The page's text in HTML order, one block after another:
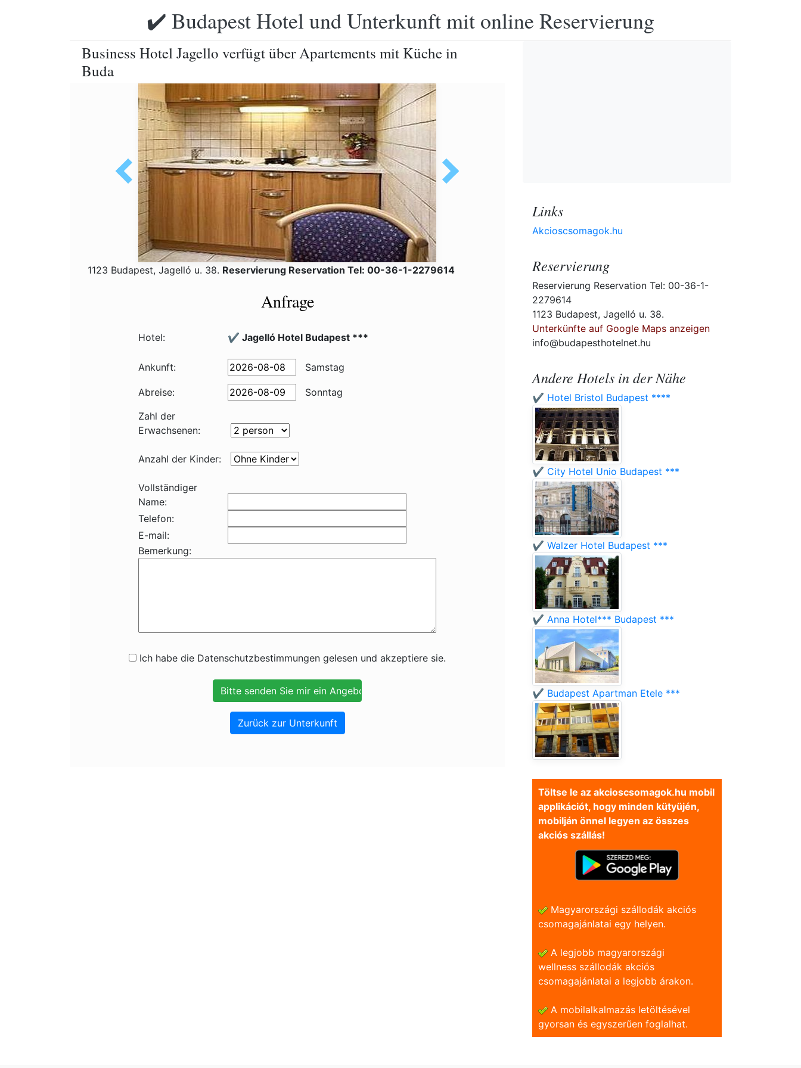
✔️ Budapest Hotel und Unterkunft mit online Reservierung
Business Hotel Jagello verfügt über Apartements mit Küche in
Buda
1123 Budapest, Jagelló u. 38. Reservierung Reservation Tel: 00-36-1-2279614
Anfrage
Hotel: ✔️ Jagelló Hotel Budapest ***
Ankunft: Samstag
Abreise:
Sonntag
Zahl der
Erwachsenen:
Anzahl der Kinder:
Vollständiger
Name:
Telefon:
E-mail:
Bemerkung:
Ich habe die Datenschutzbestimmungen gelesen und akzeptiere sie.
Zurück zur Unterkunft
Links
Akcioscsomagok.hu
Reservierung
Reservierung Reservation Tel: 00-36-1-
2279614
1123 Budapest, Jagelló u. 38.
Unterkünfte auf Google Maps anzeigen
info@budapesthotelnet.hu
Andere Hotels in der Nähe
✔️ Hotel Bristol Budapest ****
✔️ City Hotel Unio Budapest ***
✔️ Walzer Hotel Budapest ***
✔️ Anna Hotel*** Budapest ***
✔️ Budapest Apartman Etele ***
Töltse le az akcioscsomagok.hu mobil
applikációt, hogy minden kütyüjén,
mobilján önnel legyen az összes
akciós szállás!
Magyarországi szállodák akciós
csomagajánlatai egy helyen.
A legjobb magyarországi
wellness szállodák akciós
csomagajánlatai a legjobb árakon.
A mobilalkalmazás letöltésével
gyorsan és egyszerũen foglalhat.